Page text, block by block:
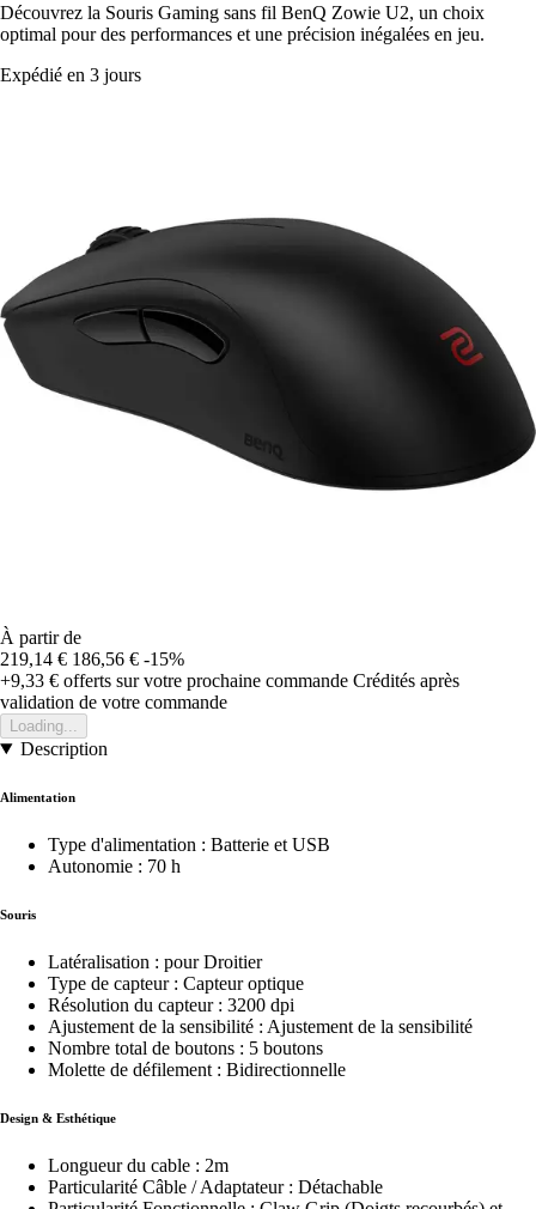
Découvrez la Souris Gaming sans fil BenQ Zowie U2, un choix
optimal pour des performances et une précision inégalées en jeu.
Expédié en 3 jours
À partir de
219,14 € 186,56 € -15%
+9,33 € offerts sur votre prochaine commande Crédités après
validation de votre commande
Loading...
Description
Alimentation
Type d'alimentation : Batterie et USB
Autonomie : 70 h
Souris
Latéralisation : pour Droitier
Type de capteur : Capteur optique
Résolution du capteur : 3200 dpi
Ajustement de la sensibilité : Ajustement de la sensibilité
Nombre total de boutons : 5 boutons
Molette de défilement : Bidirectionnelle
Design & Esthétique
Longueur du cable : 2m
Particularité Câble / Adaptateur : Détachable